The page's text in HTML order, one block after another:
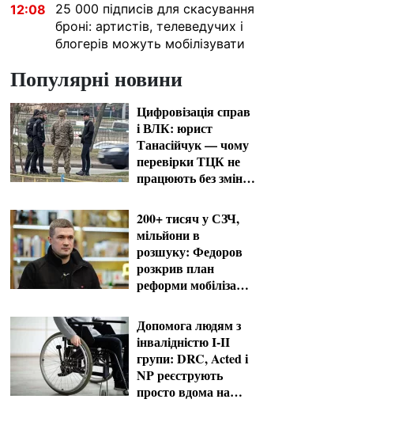
12:08
25 000 підписів для скасування
броні: артистів, телеведучих і
блогерів можуть мобілізувати
Популярні новини
Цифровізація справ
і ВЛК: юрист
Танасійчук — чому
перевірки ТЦК не
працюють без зміни
200+ тисяч у СЗЧ,
мільйони в
розшуку: Федоров
розкрив план
реформи мобілізації
Допомога людям з
інвалідністю I-II
групи: DRC, Acted і
NP реєструють
просто вдома на